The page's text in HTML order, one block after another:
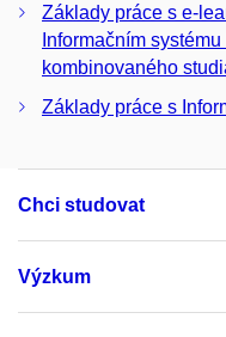
Základy práce s e-
Informačním
kombinovaného
Základy práce s
Chci studovat
Výzkum